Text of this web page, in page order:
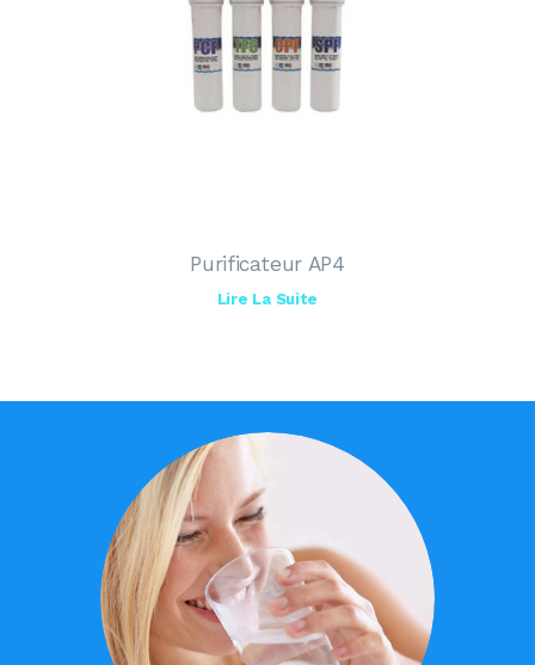
Purificateur AP4
Lire La Suite